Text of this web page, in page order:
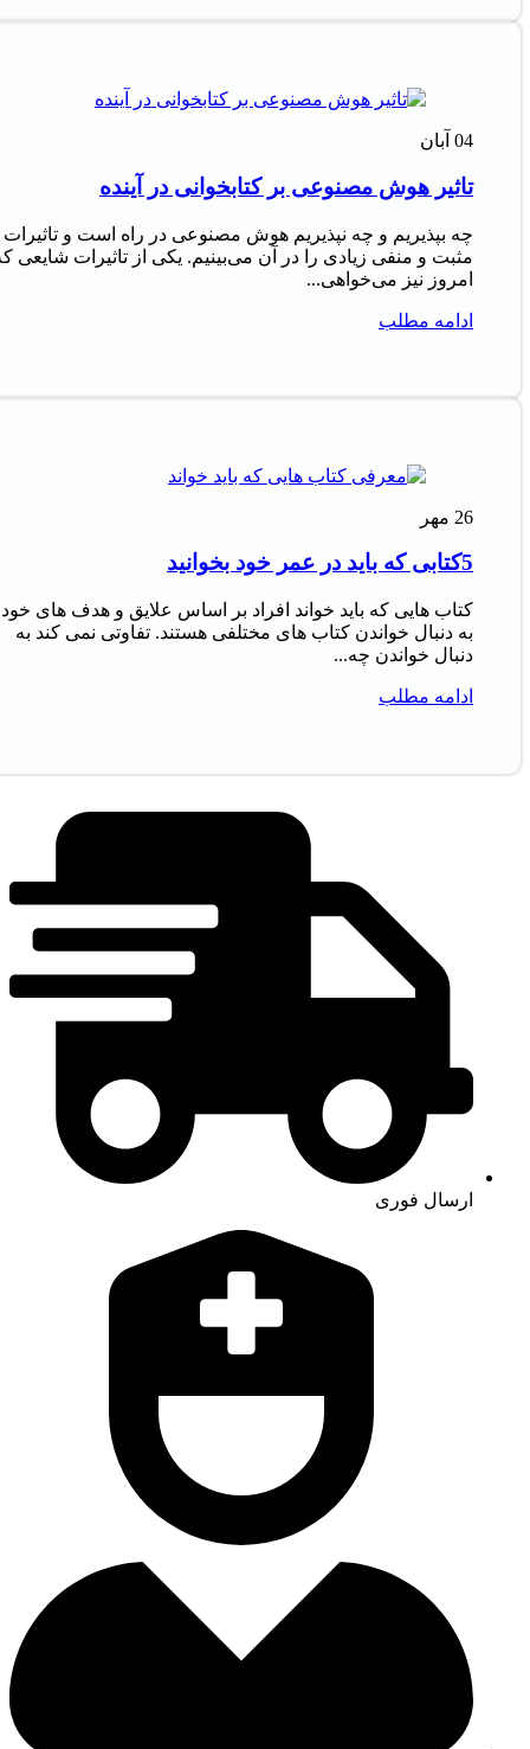
04 آبان
تاثیر هوش مصنوعی بر کتابخوانی در آینده
چه بپذیریم و چه نپذیریم هوش مصنوعی در راه است و تاثیرات
مثبت و منفی زیادی را در آن می‌بینیم. یکی از تاثیرات شایعی
امروز نیز می‌خواهی...
ادامه مطلب
26 مهر
5کتابی که باید در عمر خود بخوانید
کتاب‌ هایی که باید خواند افراد بر اساس علایق و هدف‌ های خود
به دنبال خواندن کتاب‌ های مختلفی هستند. تفاوتی نمی‌ کند به
دنبال خواندن چه...
ادامه مطلب
ارسال فوری